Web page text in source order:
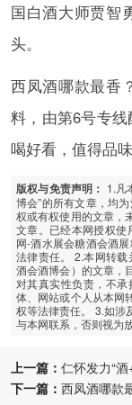
国白酒大师贾智
头。
西凤酒哪款最香
料，由第6号专
喝好看，值得品味
版权与免责声明： 1.凡
博会”的所有文章，均
权或有权使用的文章，
文章。已经本网授权使
网-酒水展会糖酒会酒
法律责任。 2.本网转
酒会酒博会）的文章，
对其真实性负责，不
体、网站或个人从本网
权等法律责任。 3.如涉
与本网联系，否则视为
上一篇： 仁怀发力“酒
下一篇： 西凤酒哪款